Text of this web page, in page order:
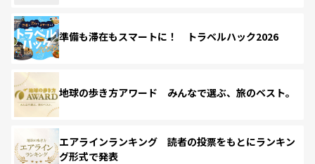
準備も滞在もスマートに！ トラベルハック2026
地球の歩き方アワード みんなで選ぶ、旅のベスト。
エアラインランキング 読者の投票をもとにランキン
グ形式で発表